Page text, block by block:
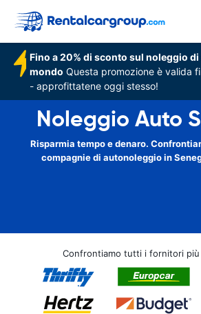
Fino a 20% di sconto sul noleggio
mondo Questa promozione è valida
- approfittatene oggi stesso!
Noleggio Auto
Risparmia tempo e denaro.
compagnie di autonoleggio in
Confrontiamo tutti i fornitori